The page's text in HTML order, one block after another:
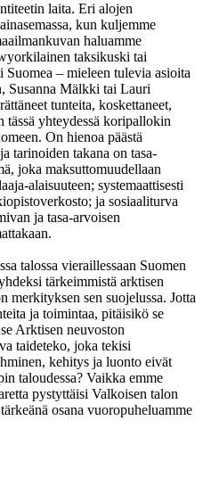
laita. Eri alojen
kun kuljemme
haluamme
taksikuski tai
– mieleen tulevia asioita
Susanna Mälkki tai Lauri
tunteita, koskettaneet,
tässä yhteydessä koripallokin
On hienoa päästä
tarinoiden takana on tasa-
joka maksuttomuudellaan
alaisuuteen; systemaattisesti
ja sosiaaliturva
ja tasa-arvoisen
talossa vieraillessaan Suomen
tärkeimmistä arktisen
merkityksen sen suojelussa. Jotta
ja toimintaa, pitäisikö se
Arktisen neuvoston
taideteko, joka tekisi
kehitys ja luonto eivät
taloudessa? Vaikka emme
pystyttäisi Valkoisen talon
osana vuoropuheluamme